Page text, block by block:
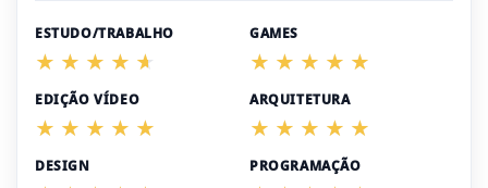
ESTUDO/TRABALHO GAMES
EDIÇÃO VÍDEO ARQUITETURA
DESIGN PROGRAMAÇÃO